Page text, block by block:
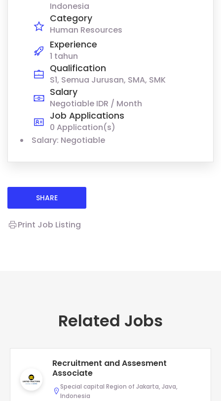
Indonesia
Category
Human Resources
Experience
1 tahun
Qualification
S1, Semua Jurusan, SMA, SMK
Salary
Negotiable IDR / Month
Job Applications
0 Application(s)
Salary: Negotiable
SHARE
Print Job Listing
Related Jobs
Recruitment and Assesment
Associate
Special capital Region of Jakarta, Java,
Indonesia